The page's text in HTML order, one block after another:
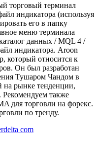
торговый терминал
индикатора (используя
его в папку
меню терминала
данных / MQL 4 /
индикатора. Aroon
который относится к
Он был разработан
Тушаром Чандом в
на рынке тенденции,
Рекомендуем также
для торговли на форекс.
по тренду.
com